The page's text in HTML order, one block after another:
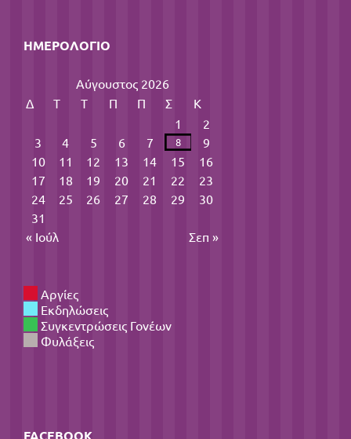
ΗΜΕΡΟΛΌΓΙΟ
Αύγουστος 2026
Δ
Τ Τ Π Π Σ
Κ
1
2
3
4 5 6 7 8
9
10
11 12 13 14 15
16
17
18 19 20 21 22
23
24
25 26 27 28 29
30
31
« Ιούλ
Σεπ »
Αργίες
Εκδηλώσεις
Συγκεντρώσεις Γονέων
Φυλάξεις
FACEBOOK